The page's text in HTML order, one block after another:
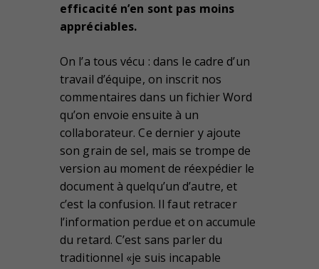
efficacité n’en sont pas moins
appréciables.
On l’a tous vécu : dans le cadre d’un
travail d’équipe, on inscrit nos
commentaires dans un fichier Word
qu’on envoie ensuite à un
collaborateur. Ce dernier y ajoute
son grain de sel, mais se trompe de
version au moment de réexpédier le
document à quelqu’un d’autre, et
c’est la confusion. Il faut retracer
l’information perdue et on accumule
du retard. C’est sans parler du
traditionnel «je suis incapable